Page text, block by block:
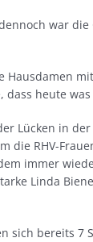
war
dass heute
Lücken in
RHV-
immer
Linda
bereits